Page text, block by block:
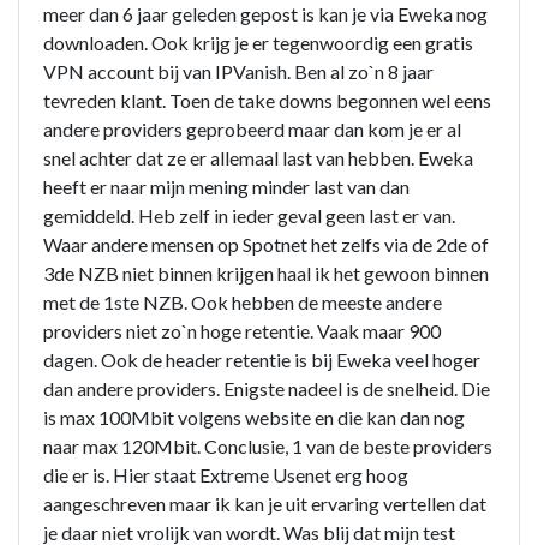
meer dan 6 jaar geleden gepost is kan je via Eweka nog
downloaden. Ook krijg je er tegenwoordig een gratis
VPN account bij van IPVanish. Ben al zo`n 8 jaar
tevreden klant. Toen de take downs begonnen wel eens
andere providers geprobeerd maar dan kom je er al
snel achter dat ze er allemaal last van hebben. Eweka
heeft er naar mijn mening minder last van dan
gemiddeld. Heb zelf in ieder geval geen last er van.
Waar andere mensen op Spotnet het zelfs via de 2de of
3de NZB niet binnen krijgen haal ik het gewoon binnen
met de 1ste NZB. Ook hebben de meeste andere
providers niet zo`n hoge retentie. Vaak maar 900
dagen. Ook de header retentie is bij Eweka veel hoger
dan andere providers. Enigste nadeel is de snelheid. Die
is max 100Mbit volgens website en die kan dan nog
naar max 120Mbit. Conclusie, 1 van de beste providers
die er is. Hier staat Extreme Usenet erg hoog
aangeschreven maar ik kan je uit ervaring vertellen dat
je daar niet vrolijk van wordt. Was blij dat mijn test